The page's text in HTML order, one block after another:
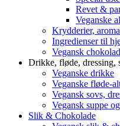
Revet &
Veganske
Krydderier,
Ingredienser til
Vegansk
Drikke, fløde, dressing,
Veganske drikke
Veganske fløde-
Vegansk sovs,
Vegansk suppe
Slik & Chokolade